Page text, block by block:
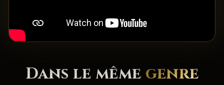
Dans le même genre